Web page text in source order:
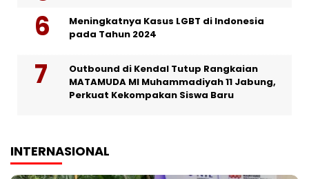
Meningkatnya Kasus LGBT di Indonesia
pada Tahun 2024
Outbound di Kendal Tutup Rangkaian
MATAMUDA MI Muhammadiyah 11 Jabung,
Perkuat Kekompakan Siswa Baru
INTERNASIONAL